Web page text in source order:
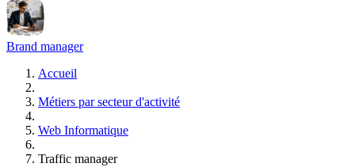
Brand manager
Accueil
Métiers par secteur d'activité
Web Informatique
Traffic manager